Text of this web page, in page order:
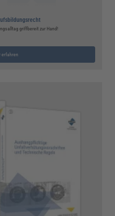
griffbereit zur Hand!
erfahren